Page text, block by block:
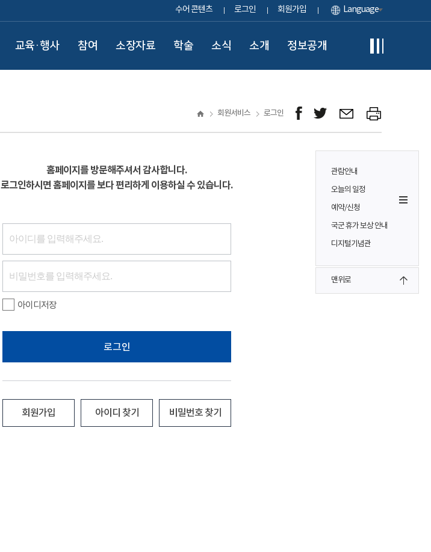
수어 콘텐츠 로그인 회원가입 Language
교육·행사 참여 소장자료 학술 소식 소개 정보공개
관람안내
오늘의 일정
예약/신청
국군 휴가 보상 안내
디지털기념관
맨위로
회원서비스 로그인
홈페이지를 방문해주셔서 감사합니다.
로그인하시면 홈페이지를 보다 편리하게 이용하실 수 있습니다.
아이디저장
로그인
회원가입 아이디 찾기 비밀번호 찾기